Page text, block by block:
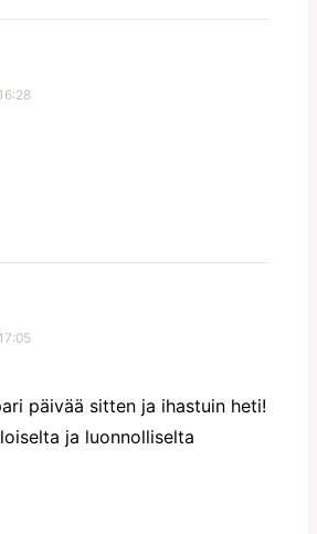
päivää sitten ja ihastuin heti!
ja luonnolliselta